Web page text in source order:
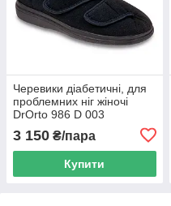
Черевики діабетичні, для
проблемних ніг жіночі
DrOrto 986 D 003
3 150 ₴/пара
Купити